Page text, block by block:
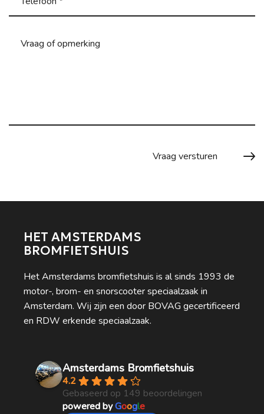
HET AMSTERDAMS
BROMFIETSHUIS
Het Amsterdams bromfietshuis is al sinds 1993 de
motor-, brom- en snorscooter speciaalzaak in
Amsterdam. Wij zijn een door BOVAG gecertificeerd
en RDW erkende speciaalzaak.
Amsterdams Bromfietshuis
4.2
Gebaseerd op 149 beoordelingen
powered byGoogle